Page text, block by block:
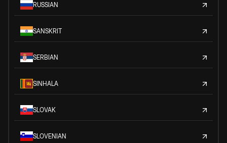
RUSSIAN
SANSKRIT
SERBIAN
SINHALA
SLOVAK
SLOVENIAN